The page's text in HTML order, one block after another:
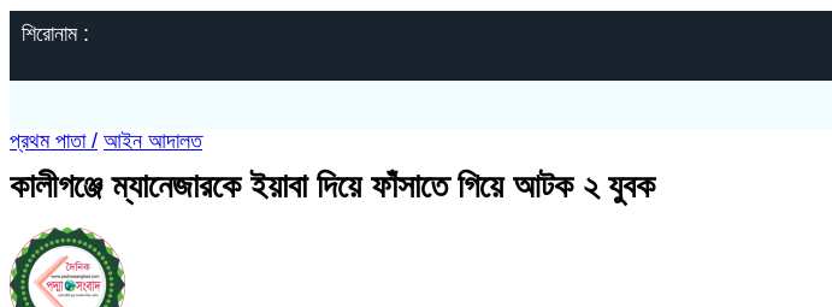
শিরোনাম :
প্রথম পাতা / আইন আদালত
কালীগঞ্জে ম্যানেজারকে ইয়াবা দিয়ে ফাঁসাতে গিয়ে আটক ২ যুবক